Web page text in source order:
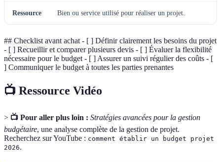
Ressource Bien ou service utilisé pour réaliser un projet.
## Checklist avant achat - [ ] Définir clairement les besoins du projet
- [ ] Recueillir et comparer plusieurs devis - [ ] Évaluer la flexibilité
nécessaire pour le budget - [ ] Assurer un suivi régulier des coûts - [
] Communiquer le budget à toutes les parties prenantes
📺 Ressource Vidéo
> 📺 Pour aller plus loin : Stratégies avancées pour la gestion
budgétaire, une analyse complète de la gestion de projet.
Recherchez sur YouTube : comment établir un budget projet
2026.